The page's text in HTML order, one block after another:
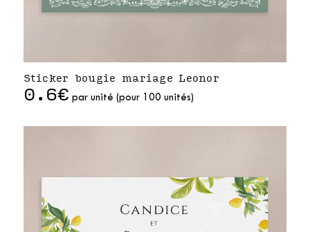
Sticker bougie mariage Leonor
0.6€ par unité (pour 100 unités)